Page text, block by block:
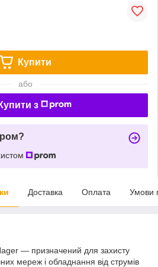
Купити
або
Купити з
Доставка Оплата Умови
— призначений для захисту
мереж і обладнання від струмів